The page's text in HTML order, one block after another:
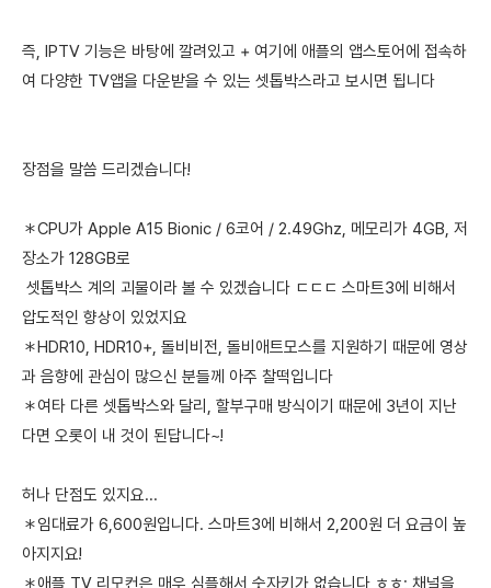
즉, IPTV 기능은 바탕에 깔려있고 + 여기에 애플의 앱스토어에 접속하
여 다양한 TV앱을 다운받을 수 있는 셋톱박스라고 보시면 됩니다
장점을 말씀 드리겠습니다!
＊CPU가 Apple A15 Bionic / 6코어 / 2.49Ghz, 메모리가 4GB, 저
장소가 128GB로
셋톱박스 계의 괴물이라 볼 수 있겠습니다 ㄷㄷㄷ 스마트3에 비해서
압도적인 향상이 있었지요
＊HDR10, HDR10+, 돌비비전, 돌비애트모스를 지원하기 때문에 영상
과 음향에 관심이 많으신 분들께 아주 찰떡입니다
＊여타 다른 셋톱박스와 달리, 할부구매 방식이기 때문에 3년이 지난
다면 오롯이 내 것이 된답니다~!
허나 단점도 있지요...
＊임대료가 6,600원입니다. 스마트3에 비해서 2,200원 더 요금이 높
아지지요!
＊애플 TV 리모컨은 매우 심플해서 숫자키가 없습니다 ㅎㅎ; 채널을